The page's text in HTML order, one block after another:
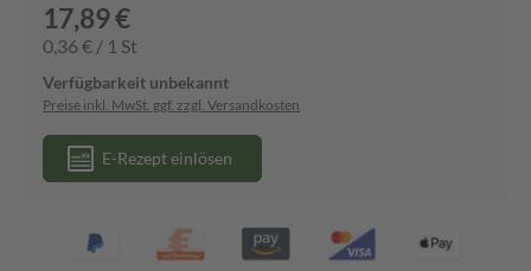
17,89 €
0,36 € / 1 St
Verfügbarkeit unbekannt
Preise inkl. MwSt. ggf. zzgl. Versandkosten
E-Rezept einlösen